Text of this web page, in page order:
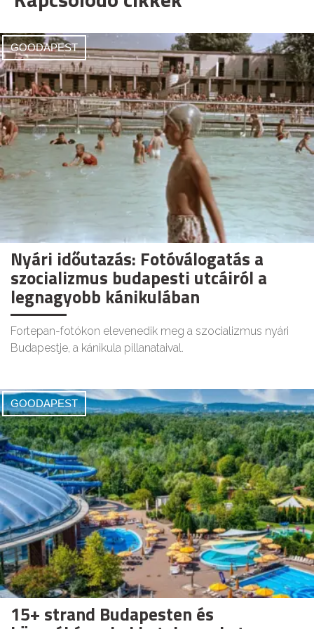
GOODAPEST
Nyári időutazás: Fotóválogatás a
szocializmus budapesti utcáiról a
legnagyobb kánikulában
Fortepan-fotókon elevenedik meg a szocializmus nyári
Budapestje, a kánikula pillanataival.
GOODAPEST
15+ strand Budapesten és